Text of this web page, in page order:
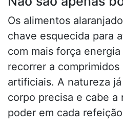
Os alimentos
chave esquecida para
com mais força
recorrer a
artificiais. A natureza
corpo precisa e cabe a
poder em cada